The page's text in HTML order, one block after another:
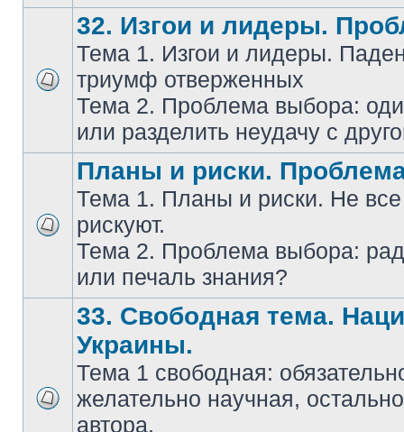
32. Изгои и лидеры.
Тема 1. Изгои и лидеры.
триумф отверженных
Тема 2. Проблема выбора:
или разделить неудачу с
Планы и риски.
Тема 1. Планы и риски. Не
рискуют.
Тема 2. Проблема выбора:
или печаль знания?
33. Свободная тема.
Украины.
Тема 1 свободная:
желательно научная,
автора.